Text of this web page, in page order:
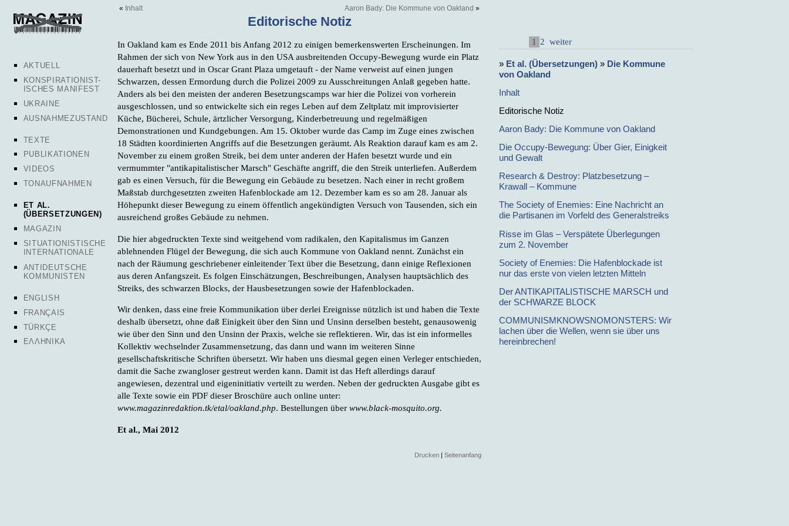
AKTUELL
KONSPIRATIONIST-
ISCHES MANIFEST
UKRAINE
AUSNAHMEZUSTAND
TEXTE
PUBLIKATIONEN
VIDEOS
TONAUFNAHMEN
ET AL.
(ÜBERSETZUNGEN)
MAGAZIN
SITUATIONISTISCHE
INTERNATIONALE
ANTIDEUTSCHE
KOMMUNISTEN
ENGLISH
FRANÇAIS
TÜRKÇE
ΕΛΛΗΝΙΚΑ
« Inhalt Aaron Bady: Die Kommune von Oakland »
Editorische Notiz
In Oakland kam es Ende 2011 bis Anfang 2012 zu einigen bemerkenswerten Erscheinungen. Im
Rahmen der sich von New York aus in den USA ausbreitenden Occupy-Bewegung wurde ein Platz
dauerhaft besetzt und in Oscar Grant Plaza umgetauft - der Name verweist auf einen jungen
Schwarzen, dessen Ermordung durch die Polizei 2009 zu Ausschreitungen Anlaß gegeben hatte.
Anders als bei den meisten der anderen Besetzungscamps war hier die Polizei von vorherein
ausgeschlossen, und so entwickelte sich ein reges Leben auf dem Zeltplatz mit improvisierter
Küche, Bücherei, Schule, ärtzlicher Versorgung, Kinderbetreuung und regelmäßigen
Demonstrationen und Kundgebungen. Am 15. Oktober wurde das Camp im Zuge eines zwischen
18 Städten koordinierten Angriffs auf die Besetzungen geräumt. Als Reaktion darauf kam es am 2.
November zu einem großen Streik, bei dem unter anderen der Hafen besetzt wurde und ein
vermummter "antikapitalistischer Marsch" Geschäfte angriff, die den Streik unterliefen. Außerdem
gab es einen Versuch, für die Bewegung ein Gebäude zu besetzen. Nach einer in recht großem
Maßstab durchgesetzten zweiten Hafenblockade am 12. Dezember kam es so am 28. Januar als
Höhepunkt dieser Bewegung zu einem öffentlich angekündigten Versuch von Tausenden, sich ein
ausreichend großes Gebäude zu nehmen.
Die hier abgedruckten Texte sind weitgehend vom radikalen, den Kapitalismus im Ganzen
ablehnenden Flügel der Bewegung, die sich auch Kommune von Oakland nennt. Zunächst ein
nach der Räumung geschriebener einleitender Text über die Besetzung, dann einige Reflexionen
aus deren Anfangszeit. Es folgen Einschätzungen, Beschreibungen, Analysen hauptsächlich des
Streiks, des schwarzen Blocks, der Hausbesetzungen sowie der Hafenblockaden.
Wir denken, dass eine freie Kommunikation über derlei Ereignisse nützlich ist und haben die Texte
deshalb übersetzt, ohne daß Einigkeit über den Sinn und Unsinn derselben besteht, genausowenig
wie über den Sinn und den Unsinn der Praxis, welche sie reflektieren. Wir, das ist ein informelles
Kollektiv wechselnder Zusammensetzung, das dann und wann im weiteren Sinne
gesellschaftskritische Schriften übersetzt. Wir haben uns diesmal gegen einen Verleger entschieden,
damit die Sache zwangloser gestreut werden kann. Damit ist das Heft allerdings darauf
angewiesen, dezentral und eigeninitiativ verteilt zu werden. Neben der gedruckten Ausgabe gibt es
alle Texte sowie ein PDF dieser Broschüre auch online unter:
www.magazinredaktion.tk/etal/oakland.php. Bestellungen über www.black-mosquito.org.
Et al., Mai 2012
Drucken | Seitenanfang
1 2 weiter
» Et al. (Übersetzungen) » Die Kommune
von Oakland
Inhalt
Editorische Notiz
Aaron Bady: Die Kommune von Oakland
Die Occupy-Bewegung: Über Gier, Einigkeit
und Gewalt
Research & Destroy: Platzbesetzung –
Krawall – Kommune
The Society of Enemies: Eine Nachricht an
die Partisanen im Vorfeld des Generalstreiks
Risse im Glas – Verspätete Überlegungen
zum 2. November
Society of Enemies: Die Hafenblockade ist
nur das erste von vielen letzten Mitteln
Der ANTIKAPITALISTISCHE MARSCH und
der SCHWARZE BLOCK
COMMUNISMKNOWSNOMONSTERS: Wir
lachen über die Wellen, wenn sie über uns
hereinbrechen!